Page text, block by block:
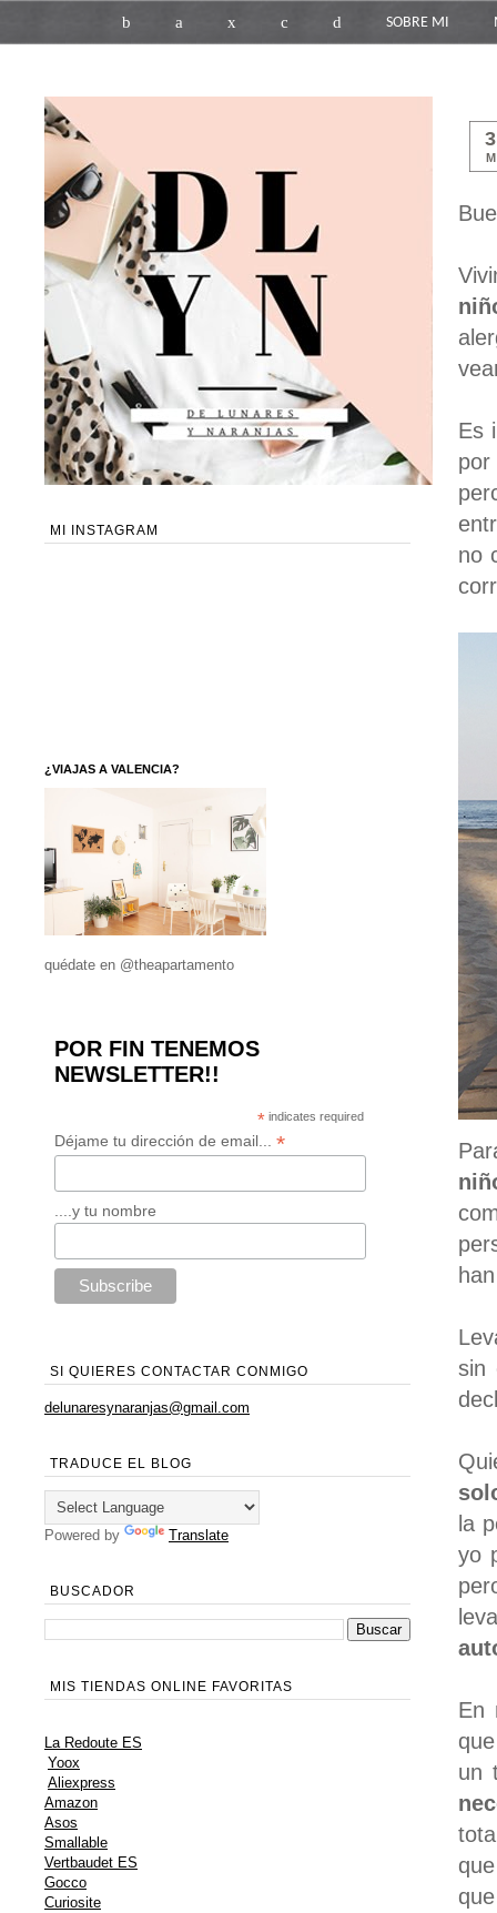
b a x c d SOBRE MI
Es
no
sin
la
yo
En
un
MI INSTAGRAM
¿VIAJAS A VALENCIA?
quédate en @theapartamento
POR FIN TENEMOS
NEWSLETTER!!
* indicates required
Déjame tu dirección de email... *
....y tu nombre
SI QUIERES CONTACTAR CONMIGO
delunaresynaranjas@gmail.com
TRADUCE EL BLOG
Powered by Translate
BUSCADOR
MIS TIENDAS ONLINE FAVORITAS
La Redoute ES
Yoox
Aliexpress
Amazon
Asos
Smallable
Vertbaudet ES
Gocco
Curiosite